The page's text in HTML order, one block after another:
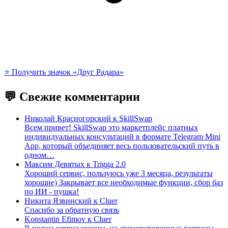
⭐️ Получить значок «Друг Радара»
💬 Свежие комментарии
Николай Красногорский к SkillSwap
Всем привет! SkillSwap это маркетплейс платных
индивидуальных консультаций в формате Telegram Mini
App, который объединяет весь пользовательский путь в
одном…
Максим Девятых к Trigga 2.0
Хороший сервис, пользуюсь уже 3 месяца, результаты
хорошие) Закрывает все необходимые функции, сбор баз
по ИИ - пушка!
Никита Язвинский к Cluer
Спасибо за обратную связь
Konstantin Efimov к Cluer